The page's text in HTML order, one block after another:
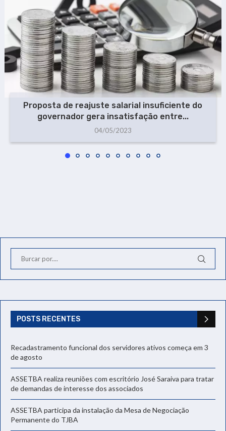
Proposta de reajuste salarial insuficiente do
governador gera insatisfação entre...
04/05/2023
POSTS RECENTES
Recadastramento funcional dos servidores ativos começa em 3
de agosto
ASSETBA realiza reuniões com escritório José Saraiva para tratar
de demandas de interesse dos associados
ASSETBA participa da instalação da Mesa de Negociação
Permanente do TJBA